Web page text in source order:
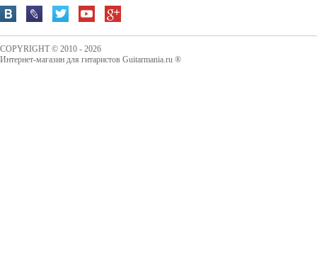
COPYRIGHT © 2010 - 2026
Интернет-магазин для гитаристов Guitarmania.ru ®